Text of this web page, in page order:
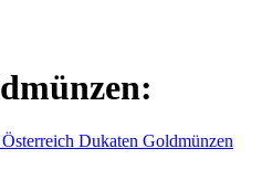
Dukaten Goldmünzen